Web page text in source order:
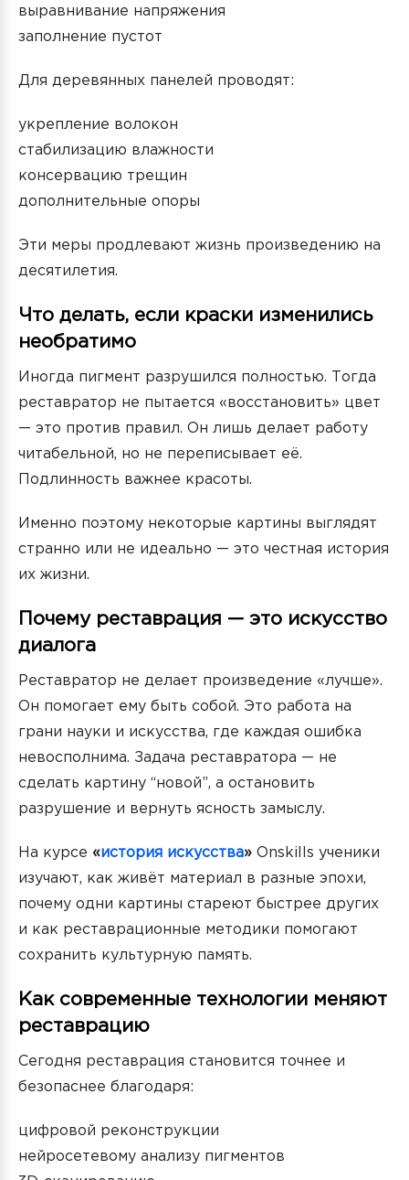
выравнивание напряжения
заполнение пустот
Для деревянных панелей проводят:
укрепление волокон
стабилизацию влажности
консервацию трещин
дополнительные опоры
Эти меры продлевают жизнь произведению на
десятилетия.
Что делать, если краски изменились
необратимо
Иногда пигмент разрушился полностью. Тогда
реставратор не пытается «восстановить» цвет
— это против правил. Он лишь делает работу
читабельной, но не переписывает её.
Подлинность важнее красоты.
Именно поэтому некоторые картины выглядят
странно или не идеально — это честная история
их жизни.
Почему реставрация — это искусство
диалога
Реставратор не делает произведение «лучше».
Он помогает ему быть собой. Это работа на
грани науки и искусства, где каждая ошибка
невосполнима. Задача реставратора — не
сделать картину “новой”, а остановить
разрушение и вернуть ясность замыслу.
На курсе «история искусства» Onskills ученики
изучают, как живёт материал в разные эпохи,
почему одни картины стареют быстрее других
и как реставрационные методики помогают
сохранить культурную память.
Как современные технологии меняют
реставрацию
Сегодня реставрация становится точнее и
безопаснее благодаря:
цифровой реконструкции
нейросетевому анализу пигментов